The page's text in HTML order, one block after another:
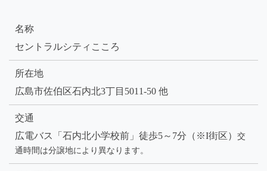
名称
セントラルシティこころ
所在地
広島市佐伯区石内北3丁目5011-50 他
交通
広電バス「石内北小学校前」徒歩5～7分（※I街区） 交
通時間は分譲地により異なります。